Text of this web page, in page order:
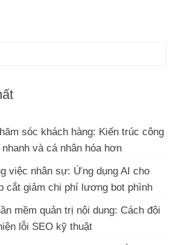
sóc khách hàng: Kiến trúc công
và cá nhân hóa hơn
việc nhân sự: Ứng dụng AI cho
cắt giảm chi phí lương bot phình
mềm quản trị nội dung: Cách đội
lỗi SEO kỹ thuật